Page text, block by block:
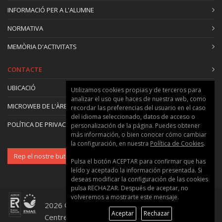
- Funcions de l’ànima, barra harmònica
16:15–18:30 | Sessió experimental:
Experiència 4: Mesura modal sobre instruments
1. Observació dels modes en instruments reals
2. Efecte de l’ànima I el pont en les ressonàncies
de l’instrument
3. Comparació amb fases prèvies
INFORMACIÓ PER A L'ALUMNE
NORMATIVA
MEMÒRIA D'ACTIVITATS
CONTACTE
UBICACIÓ
MICROWEB DE L'ÀREA
POLÍTICA DE PRIVACITAT I GALETES
Rep el nostre butlletí
2026 © Universitat Politècnica de València ::
Centre de Formació Permanent
Utilizamos cookies propias y de terceros para
analizar el uso que haces de nuestra web, como
recordar las preferencias del usuario en el caso
del idioma seleccionado, datos de acceso o
personalización de la página. Puedes obtener
más información, o bien conocer cómo cambiar
la configuración, en nuestra Política de Cookies.
Pulsa el botón ACEPTAR para confirmar que has
leído y aceptado la información presentada. Si
deseas modificar la configuración de las cookies
pulsa RECHAZAR. Después de aceptar, no
volveremos a mostrarte este mensaje.
Aceptar
Rechazar